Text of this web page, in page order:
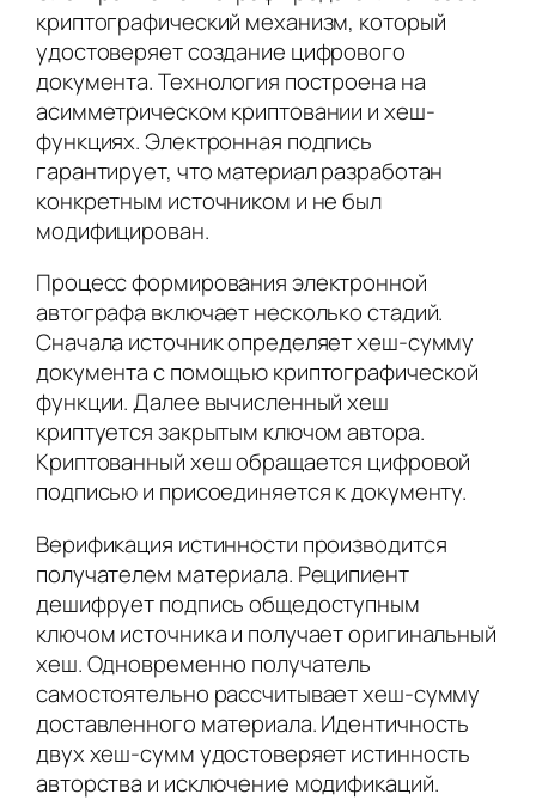
криптографический механизм, который
удостоверяет создание цифрового
документа. Технология построена на
асимметрическом криптовании и хеш-
функциях. Электронная подпись
гарантирует, что материал разработан
конкретным источником и не был
модифицирован.
Процесс формирования электронной
автографа включает несколько стадий.
Сначала источник определяет хеш-сумму
документа с помощью криптографической
функции. Далее вычисленный хеш
криптуется закрытым ключом автора.
Криптованный хеш обращается цифровой
подписью и присоединяется к документу.
Верификация истинности производится
получателем материала. Реципиент
дешифрует подпись общедоступным
ключом источника и получает оригинальный
хеш. Одновременно получатель
самостоятельно рассчитывает хеш-сумму
доставленного материала. Идентичность
двух хеш-сумм удостоверяет истинность
авторства и исключение модификаций.